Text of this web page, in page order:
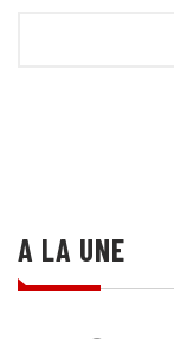
A LA UNE